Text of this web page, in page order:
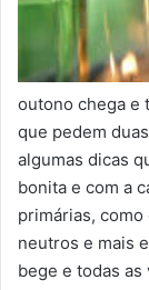
outono chega e
que pedem
algumas dicas
bonita e com a
primárias,
neutros e mais
bege e todas